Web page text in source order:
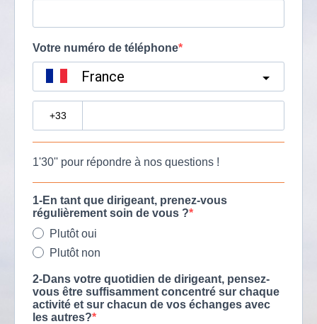
Votre numéro de téléphone
France
1'30'' pour répondre à nos questions !
1-En tant que dirigeant, prenez-vous
régulièrement soin de vous ?
Plutôt oui
Plutôt non
2-Dans votre quotidien de dirigeant, pensez-
vous être suffisamment concentré sur chaque
activité et sur chacun de vos échanges avec
les autres?